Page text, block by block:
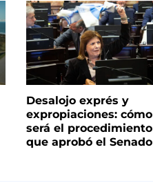
Desalojo exprés y
expropiaciones: cómo
será el procedimiento
que aprobó el Senado